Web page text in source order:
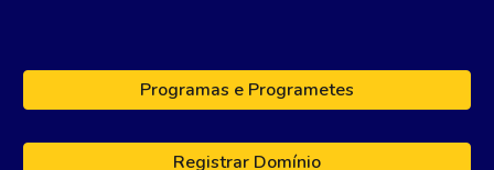
Programas e Programetes
Registrar Domínio